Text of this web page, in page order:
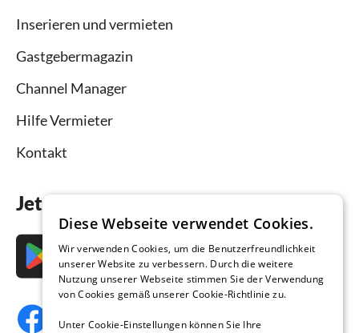
Inserieren und vermieten
Gastgebermagazin
Channel Manager
Hilfe Vermieter
Kontakt
Jetzt die App downloaden
Diese Webseite verwendet Cookies.
Wir verwenden Cookies, um die Benutzerfreundlichkeit
unserer Website zu verbessern. Durch die weitere
Nutzung unserer Webseite stimmen Sie der Verwendung
von Cookies gemäß unserer Cookie-Richtlinie zu.
Unter Cookie-Einstellungen können Sie Ihre